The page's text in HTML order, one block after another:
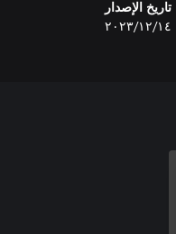
تاريخ الإصدار
١٤‏/١٢‏/٢٠٢٣